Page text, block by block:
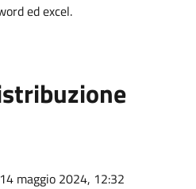
ed excel.
maggio 2024, 12:32